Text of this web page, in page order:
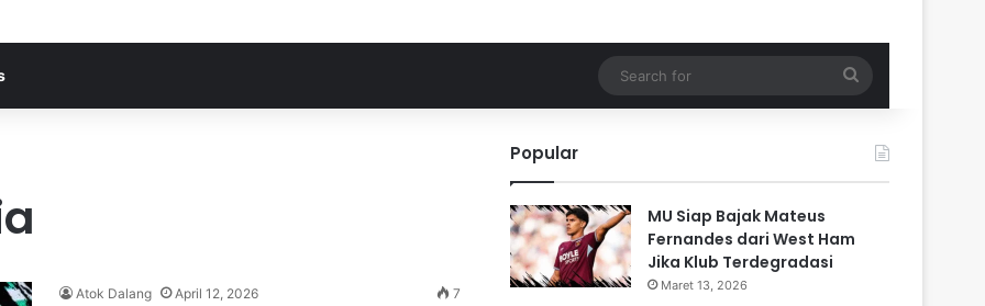
for
Atok Dalang April 12, 2026 7
Popular
MU Siap Bajak Mateus
Fernandes dari West Ham
Jika Klub Terdegradasi
Maret 13, 2026